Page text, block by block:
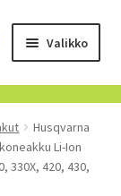
Valikko
Husqvarna
Li-Ion
330X, 420, 430,